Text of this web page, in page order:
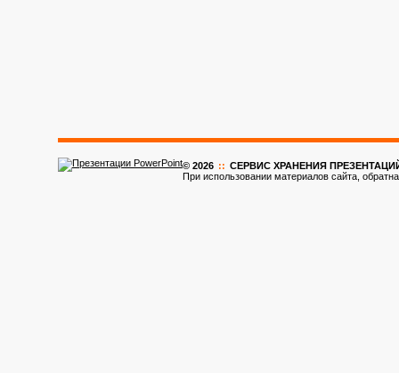
© 2026 :: CЕРВИС ХРАНЕНИЯ ПРЕЗЕНТАЦИЙ
При использовании материалов сайта,